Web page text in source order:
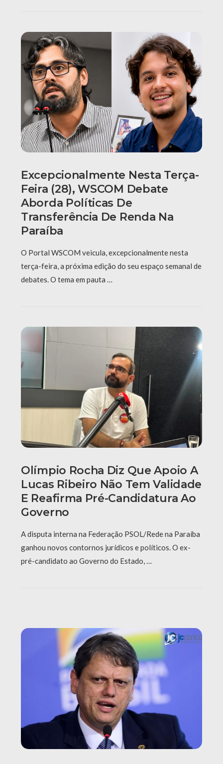
Excepcionalmente Nesta Terça-
Feira (28), WSCOM Debate
Aborda Políticas De
Transferência De Renda Na
Paraíba
O Portal WSCOM veicula, excepcionalmente nesta
terça-feira, a próxima edição do seu espaço semanal de
debates. O tema em pauta …
Olímpio Rocha Diz Que Apoio A
Lucas Ribeiro Não Tem Validade
E Reafirma Pré-Candidatura Ao
Governo
A disputa interna na Federação PSOL/Rede na Paraíba
ganhou novos contornos jurídicos e políticos. O ex-
pré-candidato ao Governo do Estado, …